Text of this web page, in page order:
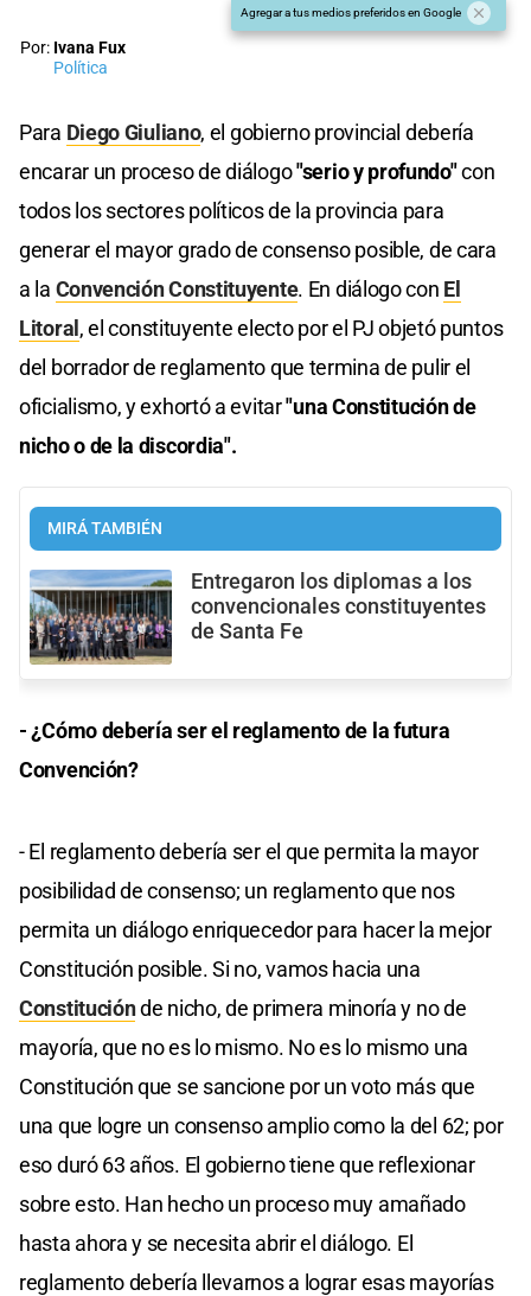
Agregar a tus medios preferidos en Google
Por: Ivana Fux
Política
Para Diego Giuliano, el gobierno provincial debería
encarar un proceso de diálogo"serio y profundo"con
todos los sectores políticos de la provincia para
generar el mayor grado de consenso posible, de cara
a la Convención Constituyente. En diálogo con El
Litoral, el constituyente electo por el PJ objetó puntos
del borrador de reglamento que termina de pulir el
oficialismo, y exhortó a evitar"una Constitución de
nicho o de la discordia".
MIRÁ TAMBIÉN
Entregaron los diplomas a los
convencionales constituyentes
de Santa Fe
- ¿Cómo debería ser el reglamento de la futura
Convención?
- El reglamento debería ser el que permita la mayor
posibilidad de consenso; un reglamento que nos
permita un diálogo enriquecedor para hacer la mejor
Constitución posible. Si no, vamos hacia una
Constituciónde nicho, de primera minoría y no de
mayoría, que no es lo mismo. No es lo mismo una
Constitución que se sancione por un voto más que
una que logre un consenso amplio como la del 62; por
eso duró 63 años. El gobierno tiene que reflexionar
sobre esto. Han hecho un proceso muy amañado
hasta ahora y se necesita abrir el diálogo. El
reglamento debería llevarnos a lograr esas mayorías